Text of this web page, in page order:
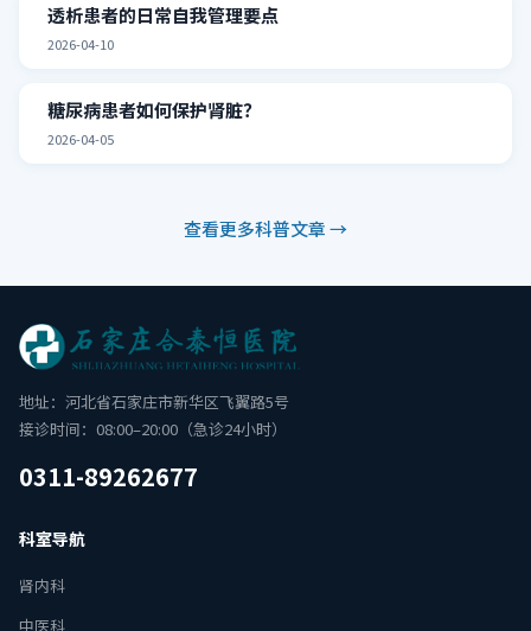
透析患者的日常自我管理要点
2026-04-10
糖尿病患者如何保护肾脏？
2026-04-05
查看更多科普文章 →
地址：河北省石家庄市新华区飞翼路5号
接诊时间：08:00–20:00（急诊24小时）
0311-89262677
科室导航
肾内科
中医科